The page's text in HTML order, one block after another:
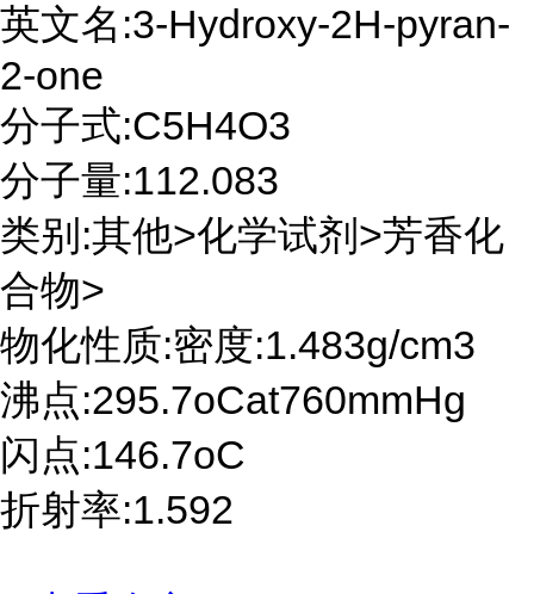
英文名:3-Hydroxy-2H-pyran-
2-one
分子式:C5H4O3
分子量:112.083
类别:其他>化学试剂>芳香化
合物>
物化性质:密度:1.483g/cm3
沸点:295.7oCat760mmHg
闪点:146.7oC
折射率:1.592